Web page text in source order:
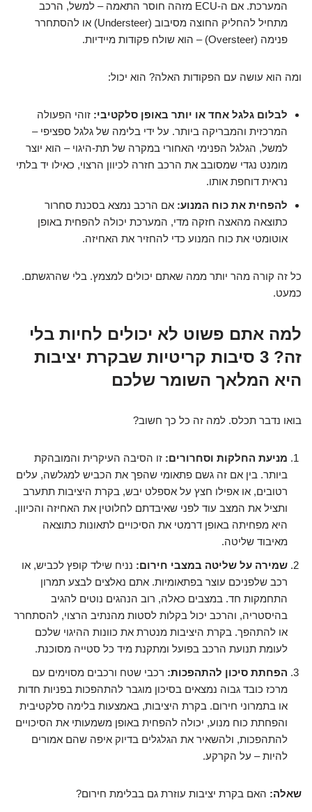
המערכת. אם ה-ECU מזהה חוסר התאמה – למשל, הרכב
מתחיל להחליק החוצה מסיבוב (Understeer) או להסתחרר
פנימה (Oversteer) – הוא שולח פקודות מיידיות.
ומה הוא עושה עם הפקודות האלה? הוא יכול:
לבלום גלגל אחד או יותר באופן סלקטיבי: זוהי הפעולה
המרכזית והמבריקה ביותר. על ידי בלימה של גלגל ספציפי –
למשל, הגלגל הפנימי האחורי במקרה של תת-היגוי – הוא יוצר
מומנט נגדי שמסובב את הרכב חזרה לכיוון הרצוי, כאילו יד בלתי
נראית דוחפת אותו.
להפחית את כוח המנוע: אם הרכב נמצא בסכנת סחרור
כתוצאה מהאצה חזקה מדי, המערכת יכולה להפחית באופן
אוטומטי את כוח המנוע כדי להחזיר את האחיזה.
כל זה קורה מהר יותר ממה שאתם יכולים למצמץ. בלי שהרגשתם.
כמעט.
למה אתם פשוט לא יכולים לחיות בלי
זה? 3 סיבות קריטיות שבקרת יציבות
היא המלאך השומר שלכם
בואו נדבר תכלס. למה זה כל כך חשוב?
מניעת החלקות וסחרורים: זו הסיבה העיקרית והמובהקת
ביותר. בין אם זה גשם פתאומי שהפך את הכביש למגלשה, עלים
רטובים, או אפילו חצץ על אספלט יבש, בקרת היציבות תתערב
ותציל את המצב עוד לפני שאיבדתם לחלוטין את האחיזה והכיוון.
היא מפחיתה באופן דרמטי את הסיכויים לתאונות כתוצאה
מאיבוד שליטה.
שמירה על שליטה במצבי חירום: נניח שילד קופץ לכביש, או
רכב שלפניכם עוצר בפתאומיות. אתם נאלצים לבצע תמרון
התחמקות חד. במצבים כאלה, רוב הנהגים נוטים להגיב
בהיסטריה, והרכב יכול בקלות לסטות מהנתיב הרצוי, להסתחרר
או להתהפך. בקרת היציבות מנטרת את כוונות ההיגוי שלכם
לעומת תנועת הרכב בפועל ומתקנת מיד כל סטייה מסוכנת.
הפחתת סיכון להתהפכות: רכבי שטח ורכבים מסוימים עם
מרכז כובד גבוה נמצאים בסיכון מוגבר להתהפכות בפניות חדות
או בתמרוני חירום. בקרת היציבות, באמצעות בלימה סלקטיבית
והפחתת כוח מנוע, יכולה להפחית באופן משמעותי את הסיכויים
להתהפכות, ולהשאיר את הגלגלים בדיוק איפה שהם אמורים
להיות – על הקרקע.
שאלה: האם בקרת יציבות עוזרת גם בבלימת חירום?